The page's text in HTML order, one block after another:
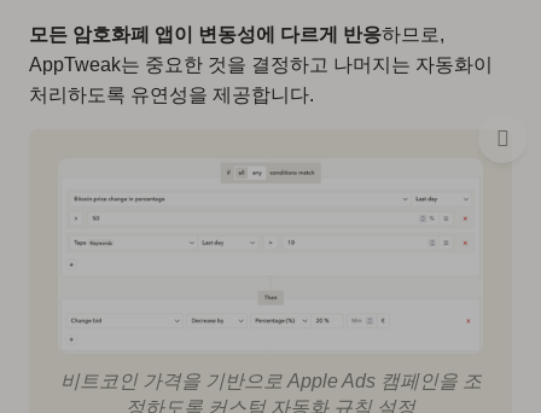
모든 암호화폐 앱이 변동성에 다르게 반응하므로,
AppTweak는 중요한 것을 결정하고 나머지는 자동화이
처리하도록 유연성을 제공합니다.
비트코인 가격을 기반으로 Apple Ads 캠페인을 조
정하도록 커스텀 자동화 규칙 설정